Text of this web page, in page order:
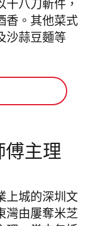
八刀斬件，
香。其他菜式
沙蒜豆麵等
傅主理
上城的深圳文
灣由屢奪米芝